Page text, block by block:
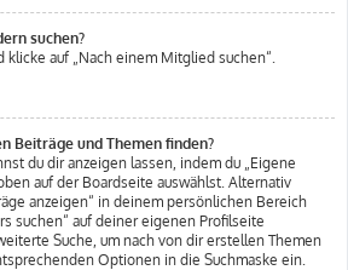
suchen?
auf „Nach einem Mitglied suchen“.
Beiträge und Themen finden?
du dir anzeigen lassen, indem du „Eigene
auf der Boardseite auswählst. Alternativ
anzeigen“ in deinem persönlichen Bereich
suchen“ auf deiner eigenen Profilseite
Suche, um nach von dir erstellen Themen
Optionen in die Suchmaske ein.